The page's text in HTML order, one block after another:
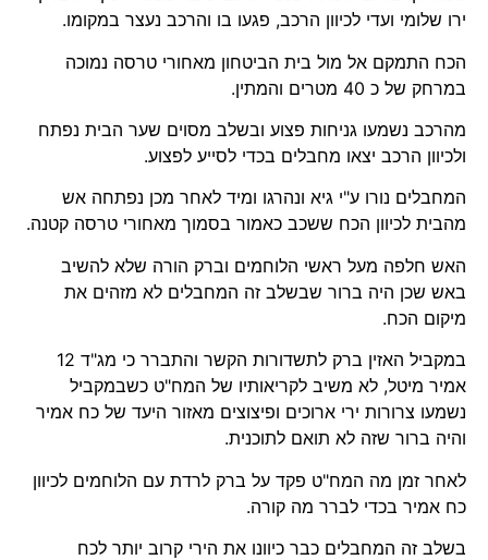
ירו שלומי ועדי לכיוון הרכב, פגעו בו והרכב נעצר במקומו.
הכח התמקם אל מול בית הביטחון מאחורי טרסה נמוכה
במרחק של כ 40 מטרים והמתין.
מהרכב נשמעו גניחות פצוע ובשלב מסוים שער הבית נפתח
ולכיוון הרכב יצאו מחבלים בכדי לסייע לפצוע.
המחבלים נורו ע"י גיא ונהרגו ומיד לאחר מכן נפתחה אש
מהבית לכיוון הכח ששכב כאמור בסמוך מאחורי טרסה קטנה.
האש חלפה מעל ראשי הלוחמים וברק הורה שלא להשיב
באש שכן היה ברור שבשלב זה המחבלים לא מזהים את
מיקום הכח.
במקביל האזין ברק לתשדורות הקשר והתברר כי מג"ד 12
אמיר מיטל, לא משיב לקריאותיו של המח"ט כשבמקביל
נשמעו צרורות ירי ארוכים ופיצוצים מאזור היעד של כח אמיר
והיה ברור שזה לא תואם לתוכנית.
לאחר זמן מה המח"ט פקד על ברק לרדת עם הלוחמים לכיוון
כח אמיר בכדי לברר מה קורה.
בשלב זה המחבלים כבר כיוונו את הירי קרוב יותר לכח